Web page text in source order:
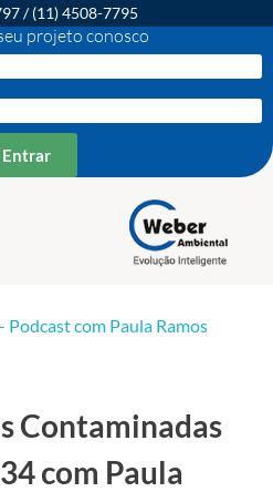
/(11) 4508-7795
projeto conosco
Entrar
Contaminadas
com Paula